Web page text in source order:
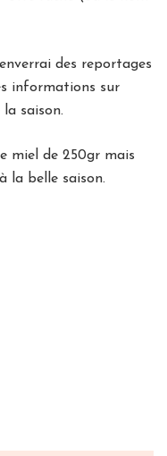
des reportages
informations sur
saison.
miel de 250gr mais
la belle saison.